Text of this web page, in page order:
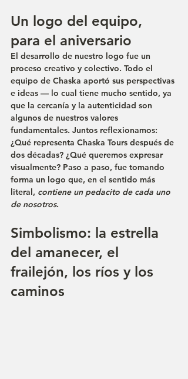
Un logo del equipo,
para el aniversario
El desarrollo de nuestro logo fue un
proceso creativo y colectivo. Todo el
equipo de Chaska aportó sus perspectivas
e ideas — lo cual tiene mucho sentido, ya
que la cercanía y la autenticidad son
algunos de nuestros valores
fundamentales. Juntos reflexionamos:
¿Qué representa Chaska Tours después de
dos décadas? ¿Qué queremos expresar
visualmente? Paso a paso, fue tomando
forma un logo que, en el sentido más
literal, contiene un pedacito de cada uno
de nosotros.
Simbolismo: la estrella
del amanecer, el
frailejón, los ríos y los
caminos